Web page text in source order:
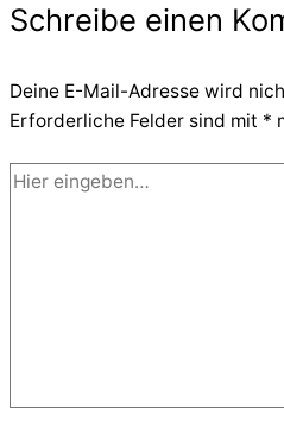
Schreibe einen
Deine E-Mail-Adresse wird
Erforderliche Felder sind mit *
Hier